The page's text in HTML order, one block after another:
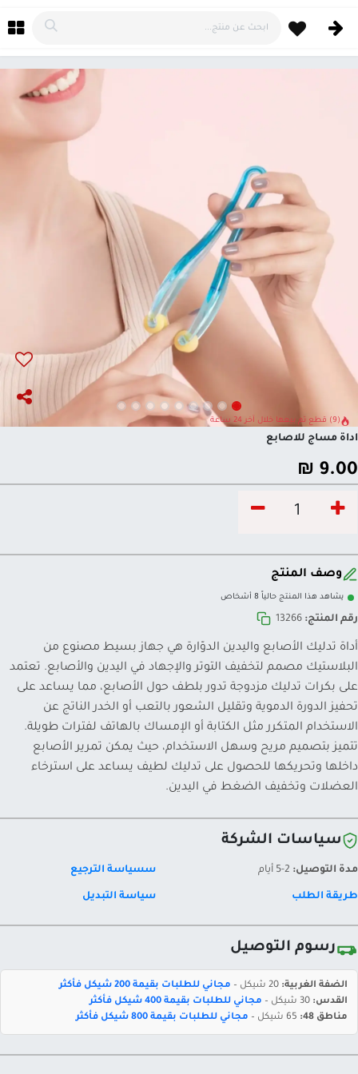
(9) قطع تم بيعها خلال آخر 24 ساعة
اداة مساج للاصابع
9.00
₪
وصف المنتج
يشاهد هذا المنتج حالياً 8 أشخاص
رقم المنتج: 13266
أداة تدليك الأصابع واليدين الدوّارة هي جهاز بسيط مصنوع من
البلاستيك مصمم لتخفيف التوتر والإجهاد في اليدين والأصابع. تعتمد
على بكرات تدليك مزدوجة تدور بلطف حول الأصابع، مما يساعد على
تحفيز الدورة الدموية وتقليل الشعور بالتعب أو الخدر الناتج عن
الاستخدام المتكرر مثل الكتابة أو الإمساك بالهاتف لفترات طويلة.
تتميز بتصميم مريح وسهل الاستخدام، حيث يمكن تمرير الأصابع
داخلها وتحريكها للحصول على تدليك لطيف يساعد على استرخاء
العضلات وتخفيف الضغط في اليدين.
سياسات الشركة
مدة التوصيل: سسياسة الترجيع
طريقة الطلب سياسة التبديل
رسوم التوصيل
الضفة الغربية:
مجاني للطلبات بقيمة 200 شيكل فأكثر
القدس:
مجاني للطلبات بقيمة 400 شيكل فأكثر
مناطق 48:
مجاني للطلبات بقيمة 800 شيكل فأكثر